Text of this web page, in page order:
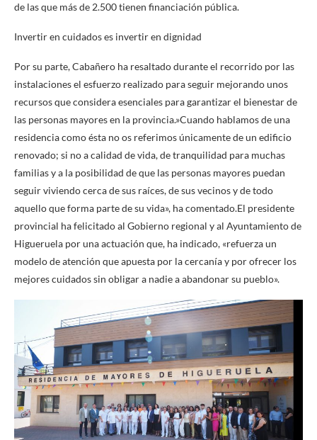
de las que más de 2.500 tienen financiación pública.
Invertir en cuidados es invertir en dignidad
Por su parte, Cabañero ha resaltado durante el recorrido por las
instalaciones el esfuerzo realizado para seguir mejorando unos
recursos que considera esenciales para garantizar el bienestar de
las personas mayores en la provincia.»Cuando hablamos de una
residencia como ésta no os referimos únicamente de un edificio
renovado; si no a calidad de vida, de tranquilidad para muchas
familias y a la posibilidad de que las personas mayores puedan
seguir viviendo cerca de sus raíces, de sus vecinos y de todo
aquello que forma parte de su vida», ha comentado.El presidente
provincial ha felicitado al Gobierno regional y al Ayuntamiento de
Higueruela por una actuación que, ha indicado, «refuerza un
modelo de atención que apuesta por la cercanía y por ofrecer los
mejores cuidados sin obligar a nadie a abandonar su pueblo».